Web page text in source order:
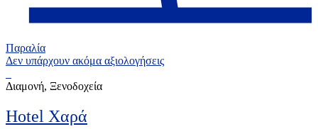
Παραλία
Δεν υπάρχουν ακόμα αξιολογήσεις
Διαμονή, Ξενοδοχεία
Hotel Χαρά